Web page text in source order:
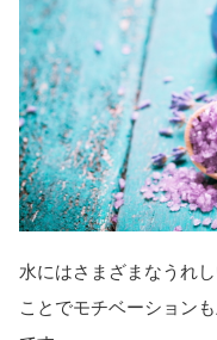
水にはさまざまなうれ
ことでモチベーション